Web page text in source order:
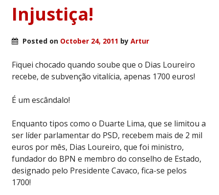
Injustiça!
Posted on October 24, 2011 by Artur
Fiquei chocado quando soube que o Dias Loureiro
recebe, de subvenção vitalícia, apenas 1700 euros!
É um escândalo!
Enquanto tipos como o Duarte Lima, que se limitou a
ser líder parlamentar do PSD, recebem mais de 2 mil
euros por mês, Dias Loureiro, que foi ministro,
fundador do BPN e membro do conselho de Estado,
designado pelo Presidente Cavaco, fica-se pelos
1700!